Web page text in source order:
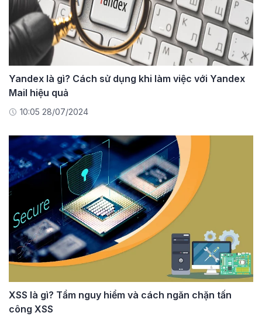
Yandex là gì? Cách sử dụng khi làm việc với Yandex
Mail hiệu quả
10:05 28/07/2024
XSS là gì? Tầm nguy hiểm và cách ngăn chặn tấn
công XSS